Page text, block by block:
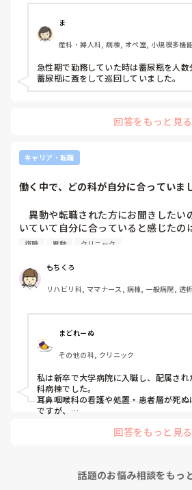
ットしワゴン下段に乗せて破棄して
理室で破棄してたのでその方法はダメ
ます。もちろん汚物見えないようワゴ
して。
皆さんの病棟ではどのような方法取ら
ま
産科・婦人科, 病棟, オペ室, 小規模多機能
急性期で勤務していた時は蓄尿瓶を人
蓄尿瓶に蓋をして巡回していました。
回答をもっと見る
キャリア・転職
働く中で、どの科が自分に合っていま
異動や転職された方にお聞きしたい
いていて自分に合っていると感じたの
また、どんなところが合っていると感
私はこれまで脳神経外科、リハビリ科
たが、どこもしっくり来なくて悩んで
の参考にさせていただきたいです😭
復職 異動 クリニック
もちくろ
リハビリ科, ママナース, 病棟, 一般病院, 透析
まどれーぬ
その他の科, クリニック
私は新卒で大学病院に入職し、配属さ
科病棟でした。
耳鼻咽喉科の看護や処置・患者層が死
ですが、
異動の声がかかる前に眼科クリニックに
回答をもっと見る
話題のお悩み相談をもっ